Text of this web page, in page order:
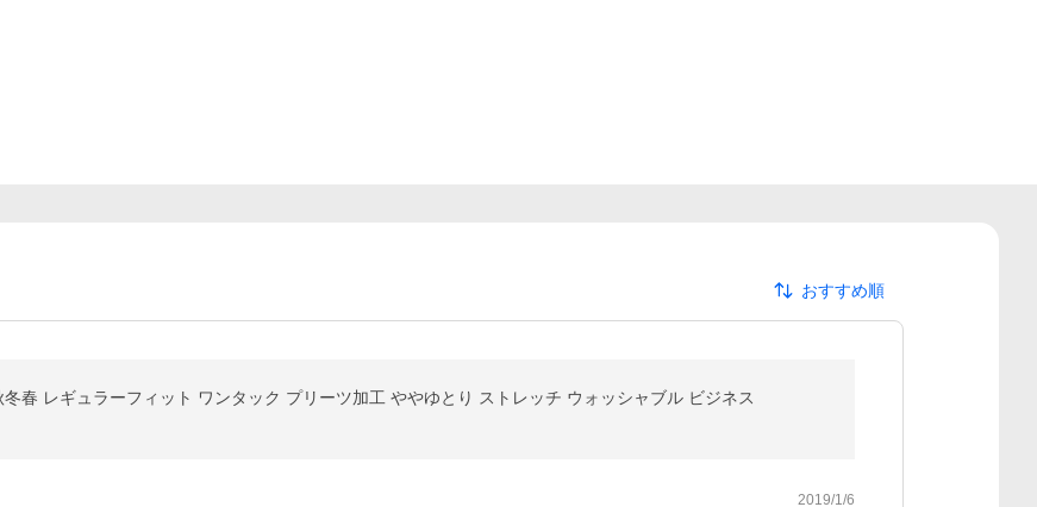
おすすめ順
春 レギュラーフィット ワンタック プリーツ加工 ややゆとり ストレッチ ウォッシャブル ビジネス
2019/1/6